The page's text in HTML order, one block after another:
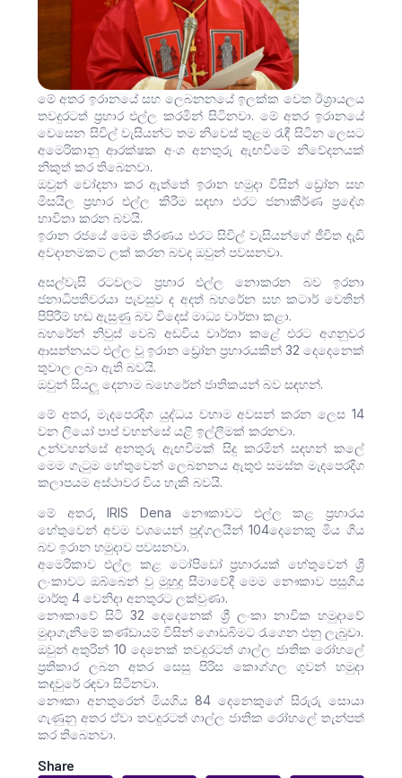
මේ අතර ඉරානයේ සහ ලෙබනනයේ ඉලක්ක වෙත ඊශ්‍රායලය
තවදුරටත් ප්‍රහාර එල්ල කරමින් සිටිනවා. මේ අතර ඉරානයේ
වෙසෙන සිවිල් වැසියන්ට තම නිවෙස් තුළම රැඳී සිටින ලෙසට
අමෙරිකානු ආරක්ෂක අංශ අනතුරු ඇඟවීමේ නිවේදනයක්
නිකුත් කර තිබෙනවා.
ඔවුන් චෝදනා කර ඇත්තේ ඉරාන හමුදා විසින් ඩ්‍රෝන සහ
මිසයිල ප්‍රහාර එල්ල කිරීම සඳහා එරට ජනාකීර්ණ ප්‍රදේශ
භාවිතා කරන බවයි.
ඉරාන රජයේ මෙම තීරණය එරට සිවිල් වැසියන්ගේ ජීවිත දැඩි
අවදානමකට ලක් කරන බවද ඔවුන් පවසනවා.
අසල්වැසි රටවලට ප්‍රහාර එල්ල නොකරන බව ඉරනා
ජනාධිපතිවරයා පැවසුව ද අදත් බහරේන සහ කටාර් වෙතින්
පිපිරීම් හඬ ඇසුණු බව විදෙස් මාධ්‍ය වාර්තා කළා.
බහරේන් නිවුස් වෙබ් අඩවිය වාර්තා කළේ එරට අගනුවර
ආසන්නයට එල්ල වූ ඉරාන ඩ්‍රෝන ප්‍රහාරයකින් 32 දෙදෙනෙක්
තුවාල ලබා ඇති බවයි.
ඔවුන් සියලු දෙනාම බහෙරේන් ජාතිකයන් බව සඳහන්.
මේ අතර, මැදපෙරදිග යුද්ධය වහාම අවසන් කරන ලෙස 14
වන ලියෝ පාප් වහන්සේ යළි ඉල්ලීමක් කරනවා.
උන්වහන්සේ අනතුරු ඇඟවීමක් සිදු කරමින් සඳහන් කලේ
මෙම ගැටුම හේතුවෙන් ලෙබනනය ඇතුළු සමස්ත මැදපෙරදිග
කලාපයම අස්ථාවර විය හැකි බවයි.
මේ අතර, IRIS Dena නෞකාවට එල්ල කළ ප්‍රහාරය
හේතුවෙන් අවම වශයෙන් පුද්ගලයින් 104දෙනෙකු මිය ගිය
බව ඉරාන හමුදාව පවසනවා.
අමෙරිකාව එල්ල කළ ටෝපිඩෝ ප්‍රහාරයක් හේතුවෙන් ශ්‍රී
ලංකාවට ඔබ්බෙන් වු මුහුදු සීමාවේදී මෙම නෞකාව පසුගිය
මාර්තු 4 වෙනිදා අනතුරට ලක්වුණා.
නෞකාවේ සිටි 32 දෙදෙනෙක් ශ්‍රී ලංකා නාවික හමුදාවේ
මුදාගැනීමේ කණ්ඩායම් විසින් ගොඩබිමට රැගෙන එනු ලැබුවා.
ඔවුන් අතුරින් 10 දෙනෙක් තවදුරටත් ගාල්ල ජාතික රෝහලේ
ප්‍රතිකාර ලබන අතර සෙසු පිරිස කොග්ගල ගුවන් හමුදා
කඳවුරේ රඳවා සිටිනවා.
නෞකා අනතුරෙන් මියගිය 84 දෙනෙකුගේ සිරුරු සොයා
ගැණුනු අතර ඒවා තවදුරටත් ගාල්ල ජාතික රෝහලේ තැන්පත්
කර තිබෙනවා.
Share